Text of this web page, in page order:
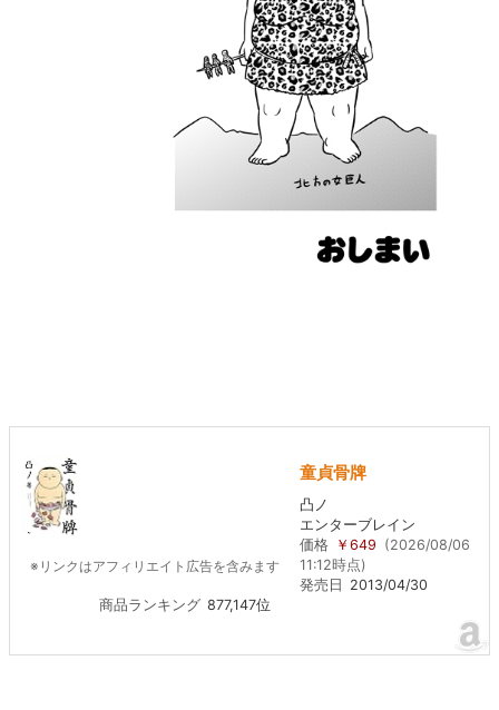
※リンクはアフィリエイト広告を含みます
童貞骨牌
凸ノ
エンターブレイン
価格 ￥649 (2026/08/06
11:12時点)
発売日
2013/04/30
商品ランキング 877,147位